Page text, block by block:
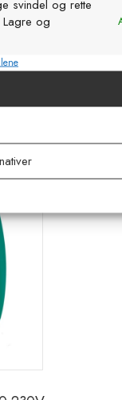
svindel og rette
og
digital